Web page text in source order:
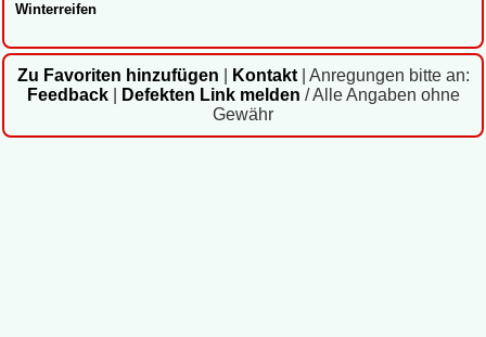
Winterreifen
Zu Favoriten hinzufügen Kontakt| Anregungen bitte an:
Feedback| Defekten Link melden / Alle Angaben ohne
Gewähr